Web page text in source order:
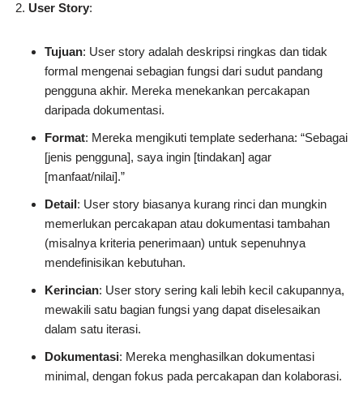
User Story:
Tujuan: User story adalah deskripsi ringkas dan tidak
formal mengenai sebagian fungsi dari sudut pandang
pengguna akhir. Mereka menekankan percakapan
daripada dokumentasi.
Format: Mereka mengikuti template sederhana: “Sebagai
[jenis pengguna], saya ingin [tindakan] agar
[manfaat/nilai].”
Detail: User story biasanya kurang rinci dan mungkin
memerlukan percakapan atau dokumentasi tambahan
(misalnya kriteria penerimaan) untuk sepenuhnya
mendefinisikan kebutuhan.
Kerincian: User story sering kali lebih kecil cakupannya,
mewakili satu bagian fungsi yang dapat diselesaikan
dalam satu iterasi.
Dokumentasi: Mereka menghasilkan dokumentasi
minimal, dengan fokus pada percakapan dan kolaborasi.